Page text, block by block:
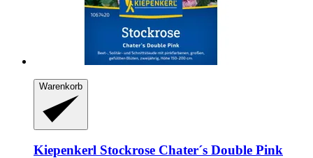
Warenkorb
Kiepenkerl Stockrose Chater´s Double Pink